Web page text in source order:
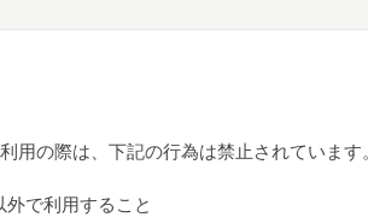
用の際は、下記の行為は禁止されています
で利用すること